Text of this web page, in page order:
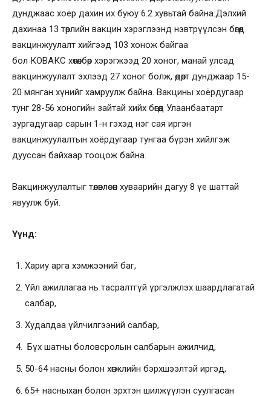
дунджаас хоёр дахин их буюу 6.2 хувьтай байна.Дэлхий
дахинаа 13 төрлийн вакцин хэрэглээнд нэвтрүүлсэн бөгөөд
вакцинжуулалт хийгээд 103 хонож байгаа
бол КОВАКС хөтөлбөр хэрэгжээд 20 хоног, манай улсад
вакцинжуулалт эхлээд 27 хоног болж, өдөрт дунджаар 15-
20 мянган хүнийг хамруулж байна. Вакцины хоёрдугаар
тунг 28-56 хоногийн зайтай хийх бөгөөд Улаанбаатарт
зургадугаар сарын 1-н гэхэд нэг сая иргэн
вакцинжуулалтын хоёрдугаар тунгаа бүрэн хийлгэж
дууссан байхаар тооцож байна.
Вакцинжуулалтыг төлөвлөсөн хуваарийн дагуу 8 үе шаттай
явуулж буй.
Үүнд:
Хариу арга хэмжээний баг,
Үйл ажиллагаа нь тасралтгүй үргэлжлэх шаардлагатай
салбар,
Худалдаа үйлчилгээний салбар,
Бүх шатны боловсролын салбарын ажилчид,
50-64 насны болон хөгжлийн бэрхшээлтэй иргэд,
65+ насныхан болон эрхтэн шилжүүлэн суулгасан